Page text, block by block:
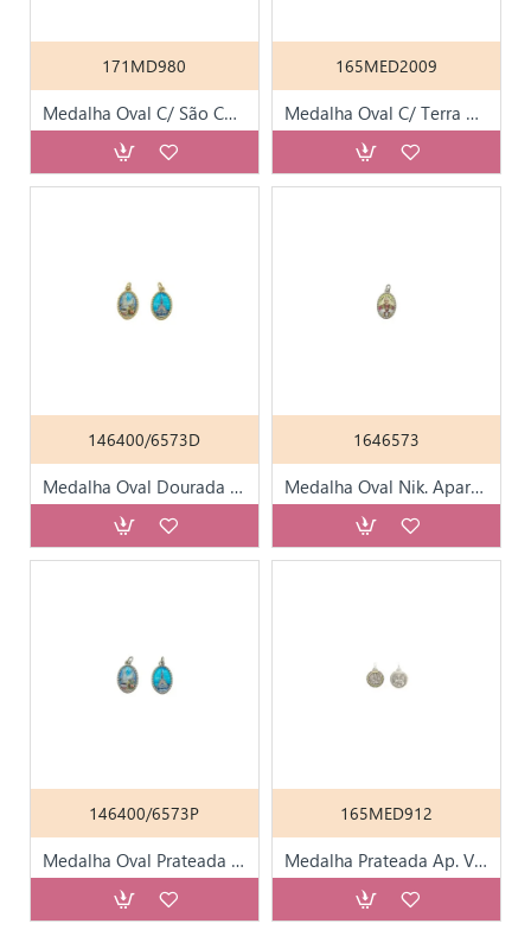
171MD980
Medalha Oval C/ São Carlo Acutis
165MED2009
Medalha Oval C/ Terra de Fátima
146400/6573D
Medalha Oval Dourada de Fátima
1646573
Medalha Oval Nik. Aparição e Papa Leão XIV
146400/6573P
Medalha Oval Prateada de Fátima
165MED912
Medalha Prateada Ap. Vs S. C. Jesus C/ Friso Dourado